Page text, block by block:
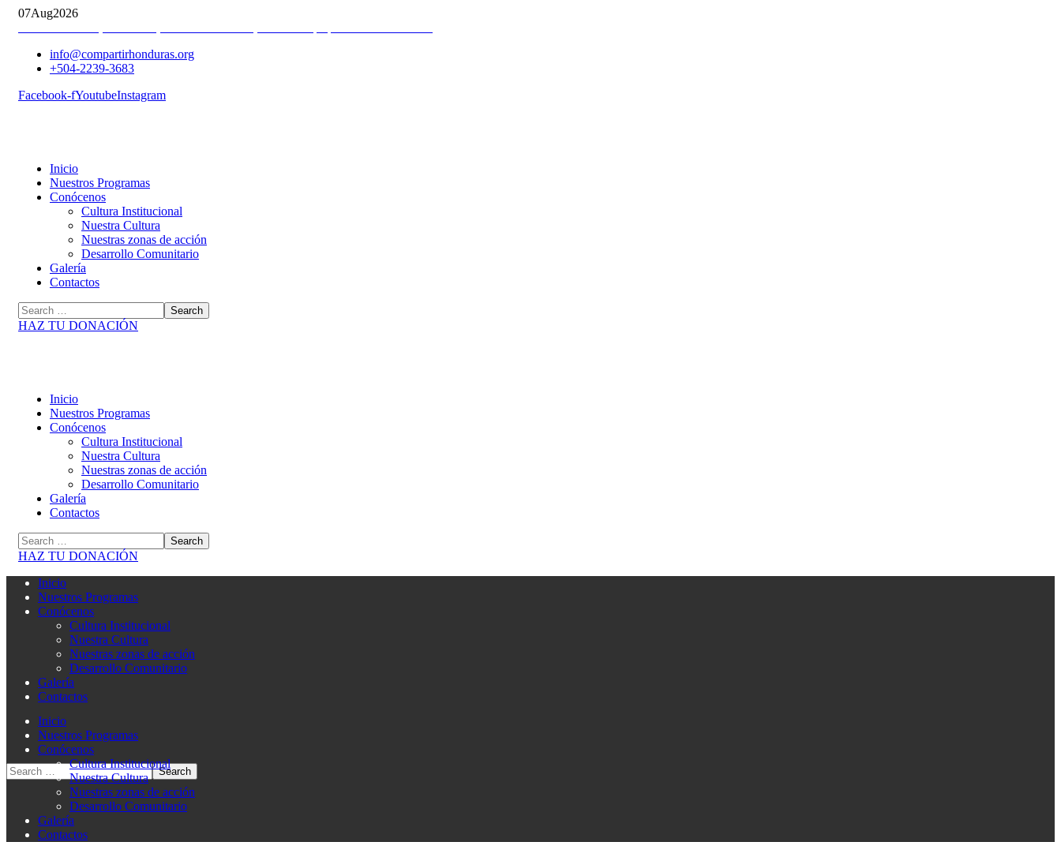
07Aug2026
info@compartirhonduras.org
+504-2239-3683
Facebook-fYoutubeInstagram
Inicio
Nuestros Programas
Conócenos
Cultura Institucional
Nuestra Cultura
Nuestras zonas de acción
Desarrollo Comunitario
Galería
Contactos
HAZ TU DONACIÓN
Inicio
Nuestros Programas
Conócenos
Cultura Institucional
Nuestra Cultura
Nuestras zonas de acción
Desarrollo Comunitario
Galería
Contactos
HAZ TU DONACIÓN
Inicio
Nuestros Programas
Conócenos
Cultura Institucional
Nuestra Cultura
Nuestras zonas de acción
Desarrollo Comunitario
Galería
Contactos
Inicio
Nuestros Programas
Conócenos
Cultura Institucional
Nuestra Cultura
Nuestras zonas de acción
Desarrollo Comunitario
Galería
Contactos